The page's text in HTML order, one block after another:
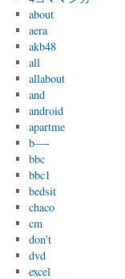
about
aera
akb48
all
allabout
and
android
apartme
b—-
bbc
bbc1
bedsit
chaco
cm
don’t
dvd
excel